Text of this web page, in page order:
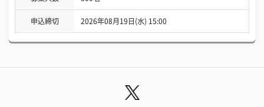
申込締切 2026年08月19日(水) 15:00